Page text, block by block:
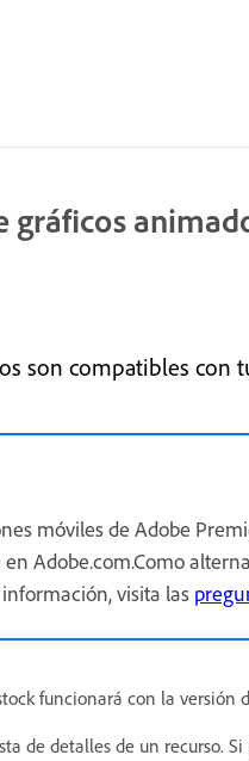
gráficos
son compatibles
móviles de Adobe
Adobe.com.Como
visita las
funcionará con la
de detalles de un recurso.